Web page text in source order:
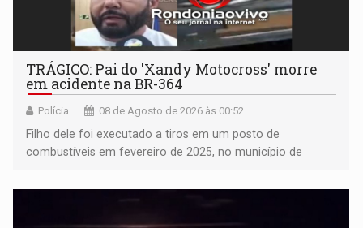
TRÁGICO: Pai do 'Xandy Motocross' morre
em acidente na BR-364
Polícia 08 de Agosto de 2026 às 00:52
Filho dele foi executado a tiros em um posto de
combustíveis em fevereiro de 2025, no município de